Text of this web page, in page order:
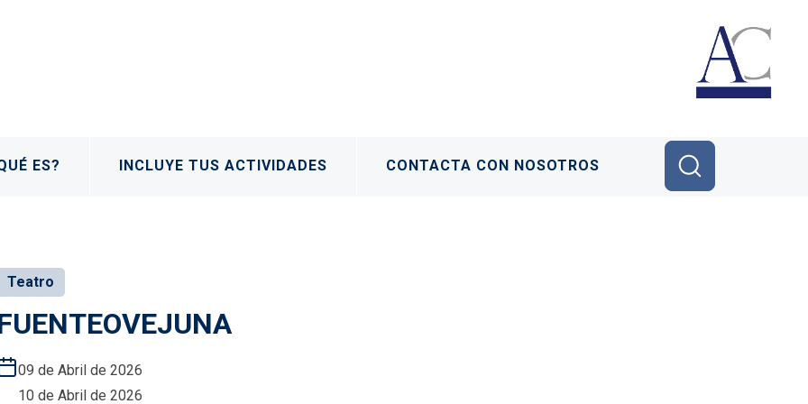
ES? INCLUYE TUS ACTIVIDADES CONTACTA CON NOSOTROS
Teatro
09 de Abril de 2026
10 de Abril de 2026